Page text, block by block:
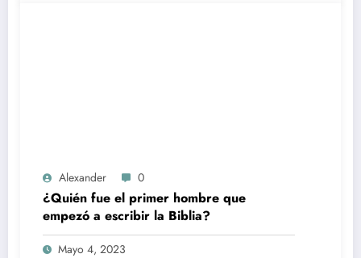
Alexander 0
¿Quién fue el primer hombre que
empezó a escribir la Biblia?
Mayo 4, 2023